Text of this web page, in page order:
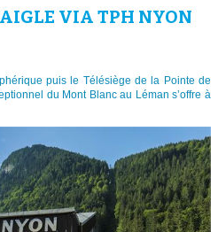
VIA TPH NYON
puis le Télésiège de la Pointe de
du Mont Blanc au Léman s’offre à